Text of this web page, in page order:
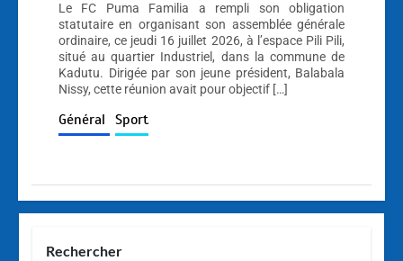
Le FC Puma Familia a rempli son obligation
statutaire en organisant son assemblée générale
ordinaire, ce jeudi 16 juillet 2026, à l’espace Pili Pili,
situé au quartier Industriel, dans la commune de
Kadutu. Dirigée par son jeune président, Balabala
Nissy, cette réunion avait pour objectif […]
Général Sport
Rechercher